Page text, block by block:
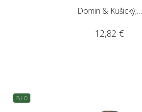
Domin & Kušický,…
12,82 €
B I O